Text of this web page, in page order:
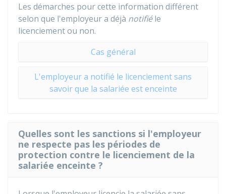
Les démarches pour cette information différent
selon que l'employeur a déjà notifiéle
licenciement ou non.
Cas général
L'employeur a notifié le licenciement sans
savoir que la salariée est enceinte
Quelles sont les sanctions si l'employeur
ne respecte pas les périodes de
protection contre le licenciement de la
salariée enceinte ?